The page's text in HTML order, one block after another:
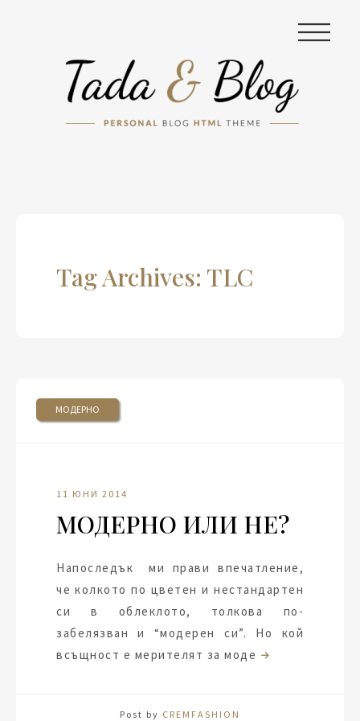
|||
Tag Archives: TLC
МОДЕРНО
11 ЮНИ 2014
МОДЕРНО ИЛИ НЕ?
Напоследък ми прави впечатление,
че колкото по цветен и нестандартен
си в облеклото, толкова по-
забелязван и “модерен си”. Но кой
всъщност е мерителят за моде
Post by CREMFASHION